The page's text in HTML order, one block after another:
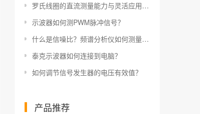
罗氏线圈的直流测量能力与灵活应用指南
示波器如何测PWM脉冲信号？
什么是信噪比？频谱分析仪如何测量信噪比？
泰克示波器如何连接到电脑？
如何调节信号发生器的电压有效值？
产品推荐